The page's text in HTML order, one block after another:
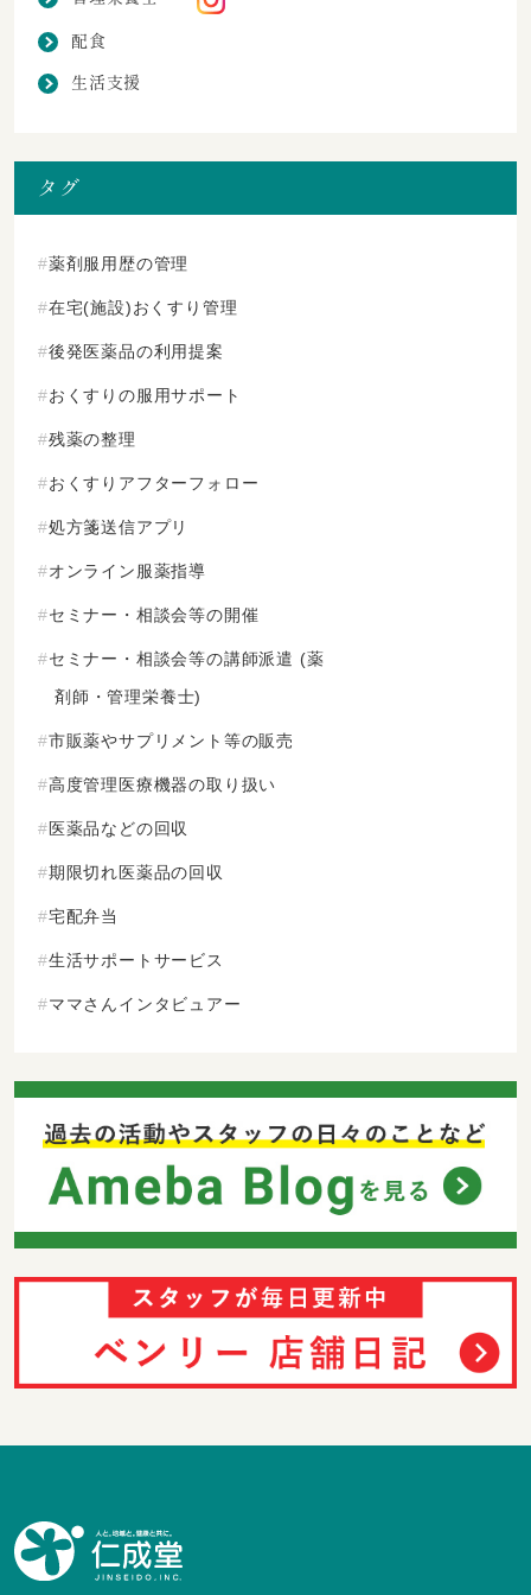
配食
生活支援
タグ
薬剤服用歴の管理
在宅(施設)おくすり管理
後発医薬品の利用提案
おくすりの服用サポート
残薬の整理
おくすりアフターフォロー
処方箋送信アプリ
オンライン服薬指導
セミナー・相談会等の開催
セミナー・相談会等の講師派遣 (薬
剤師・管理栄養士)
市販薬やサプリメント等の販売
高度管理医療機器の取り扱い
医薬品などの回収
期限切れ医薬品の回収
宅配弁当
生活サポートサービス
ママさんインタビュアー